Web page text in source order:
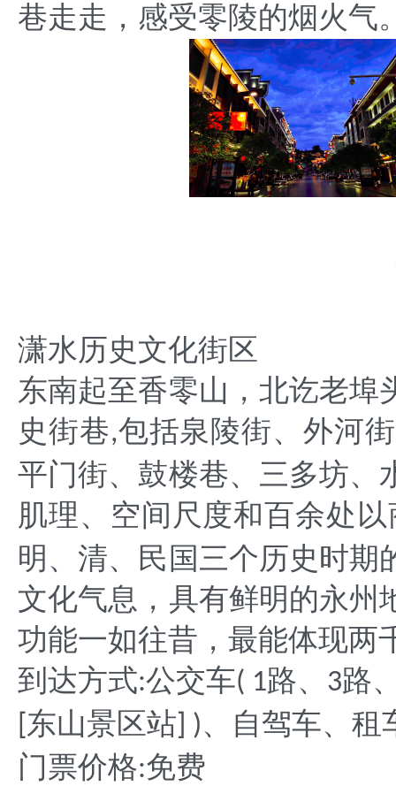
巷走走，感受零陵的烟火气
潇水历史文化街区
东南起至香零山，北讫老埠
史街巷,包括泉陵街、外河
平门街、鼓楼巷、三多坊、
肌理、空间尺度和百余处
明、清、民国三个历史时期
文化气息，具有鲜明的永州
功能一如往昔，最能体现两
到达方式:公交车( 1路、 3路
东山景区站 ] )、自驾车、租
门票价格:免费